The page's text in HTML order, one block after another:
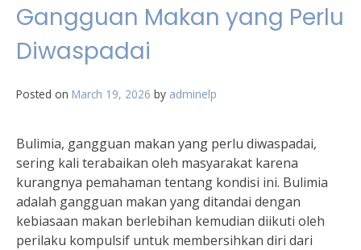
Gangguan Makan yang Perlu
Diwaspadai
Posted on March 19, 2026 by adminelp
Bulimia, gangguan makan yang perlu diwaspadai,
sering kali terabaikan oleh masyarakat karena
kurangnya pemahaman tentang kondisi ini. Bulimia
adalah gangguan makan yang ditandai dengan
kebiasaan makan berlebihan kemudian diikuti oleh
perilaku kompulsif untuk membersihkan diri dari